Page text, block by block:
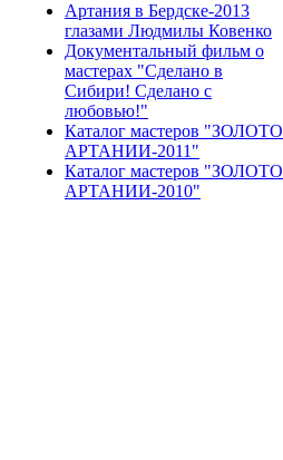
Артания в Бердске-2013
глазами Людмилы Ковенко
Документальный фильм о
мастерах "Сделано в
Сибири! Сделано с
любовью!"
Каталог мастеров "ЗОЛОТО
АРТАНИИ-2011"
Каталог мастеров "ЗОЛОТО
АРТАНИИ-2010"